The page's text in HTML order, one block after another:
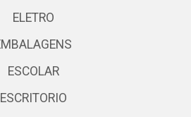
ELETRO
ESCOLAR
ESCRITORIO